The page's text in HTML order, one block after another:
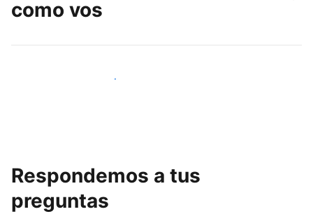
como vos
Unite a otros anfitriones como vos
Respondemos a tus
preguntas